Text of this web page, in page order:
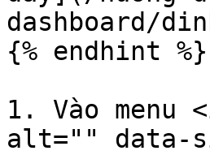
dashboard/
{% endhint %}
1. Vào menu
alt="" data-